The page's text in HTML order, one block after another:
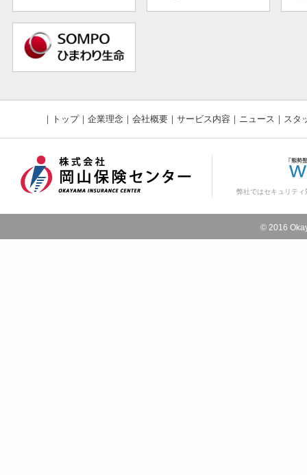
｜ トップ｜ 企業理念 ｜ 会社概要 ｜ サービス内容 ｜ ニュース ｜ スタ
弊社ではセキュリテ
© 2016